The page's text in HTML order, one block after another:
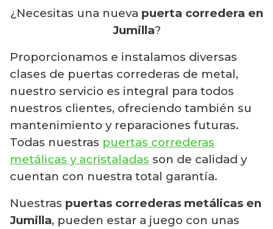
¿Necesitas una nueva puerta corredera en
Jumilla?
Proporcionamos e instalamos diversas
clases de puertas correderas de metal,
nuestro servicio es integral para todos
nuestros clientes, ofreciendo también su
mantenimiento y reparaciones futuras.
Todas nuestras puertas correderas
metálicas y acristaladas son de calidad y
cuentan con nuestra total garantía.
Nuestras puertas correderas metálicas en
Jumilla, pueden estar a juego con unas